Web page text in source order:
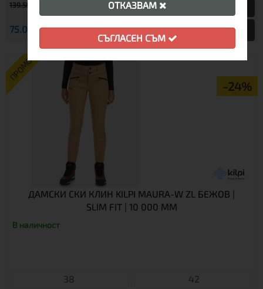
139.58
75.00 146.69 лв. Виж
ПРОМО
-24%
ДАМСКИ СКИ КЛИН KILPI MAURA-W ZL БЕЖОВ |
SLIM FIT | 10 000 ММ
В наличност
38 42
ОТКАЗВАМ
СЪГЛАСЕН СЪМ